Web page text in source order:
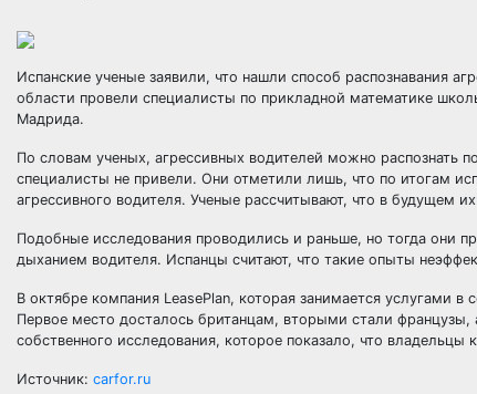
Испанские ученые заявили, что нашли способ распознавания
области провели специалисты по прикладной математике
Мадрида.
По словам ученых, агрессивных водителей можно распознать
специалисты не привели. Они отметили лишь, что по итогам
агрессивного водителя. Ученые рассчитывают, что в будущем
Подобные исследования проводились и раньше, но тогда они
дыханием водителя. Испанцы считают, что такие опыты
В октябре компания LeasePlan, которая занимается услугами
Первое место досталось британцам, вторыми стали
собственного исследования, которое показало, что
Источник: carfor.ru